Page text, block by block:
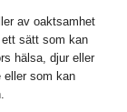
av oaktsamhet
sätt som kan
hälsa, djur eller
eller som kan